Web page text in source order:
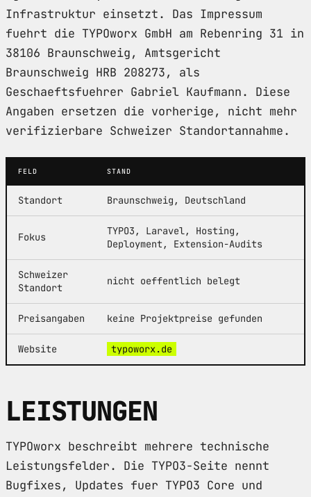
Infrastruktur einsetzt. Das Impressum
fuehrt die TYPOworx GmbH am Rebenring 31 in
38106 Braunschweig, Amtsgericht
Braunschweig HRB 208273, als
Geschaeftsfuehrer Gabriel Kaufmann. Diese
Angaben ersetzen die vorherige, nicht mehr
verifizierbare Schweizer Standortannahme.
FELD STAND
Standort Braunschweig, Deutschland
Fokus
TYPO3, Laravel, Hosting,
Deployment, Extension-Audits
Schweizer
Standort
nicht oeffentlich belegt
Preisangaben keine Projektpreise gefunden
Website typoworx.de
LEISTUNGEN
TYPOworx beschreibt mehrere technische
Leistungsfelder. Die TYPO3-Seite nennt
Bugfixes, Updates fuer TYPO3 Core und